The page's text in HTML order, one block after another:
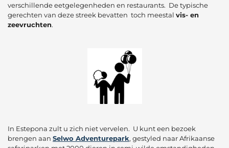
verschillende eetgelegenheden en restaurants. De typische
gerechten van deze streek bevatten toch meestal vis- en
zeevruchten.
In Estepona zult u zich niet vervelen. U kunt een bezoek
brengen aan Selwo Adventurepark, gestyled naar Afrikaanse